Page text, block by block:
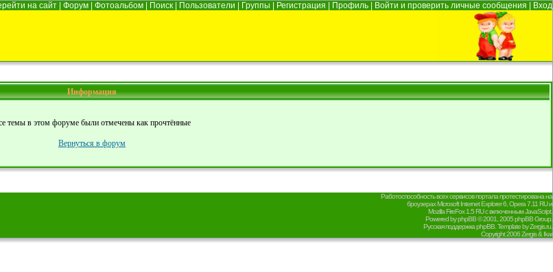
на сайт Форум Фотоальбом Поиск Пользователи Группы Регистрация Профиль Войти и проверить личные сообщения Вход
Информация
темы в этом форуме были отмечены как прочтённые
Вернуться в форум
Работоспособность всех сервисов портала протестирована на
броузерах Microsoft Internet Explorer 6, Opera 7.11 RU и
Mozilla FireFox 1.5 RU с включенным JavaScript.
Powered byphpBB© 2001, 2005 phpBB Group.
Русская поддержка phpBB . Template byZergis.ru
Copyright 2006Zergis & Ikar